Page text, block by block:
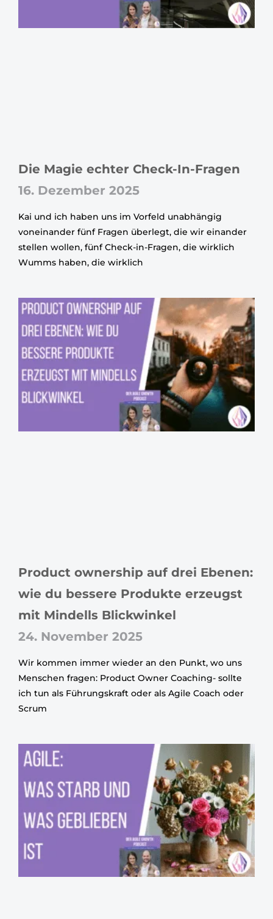
Die Magie echter Check-In-Fragen
16. Dezember 2025
Kai und ich haben uns im Vorfeld unabhängig
voneinander fünf Fragen überlegt, die wir einander
stellen wollen, fünf Check-in-Fragen, die wirklich
Wumms haben, die wirklich
Product ownership auf drei Ebenen:
wie du bessere Produkte erzeugst
mit Mindells Blickwinkel
24. November 2025
Wir kommen immer wieder an den Punkt, wo uns
Menschen fragen: Product Owner Coaching- sollte
ich tun als Führungskraft oder als Agile Coach oder
Scrum